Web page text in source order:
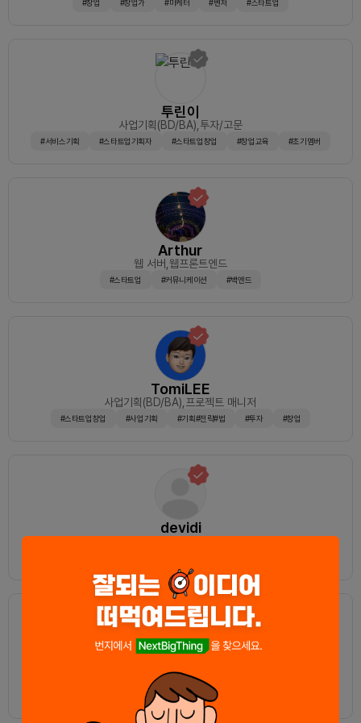
#창업 #창업가 #마케터 #벤처 #스타트업
투린이
사업기획(BD/BA) ,투자/고문
#서비스기획 #스타트업기획자 #스타트업창업 #창업교육 #초기멤버
Arthur
웹 서버 ,웹프론트엔드
#스타트업 #커뮤니케이션 #백엔드
TomiLEE
사업기획(BD/BA) ,프로젝트 매니저
#스타트업창업 #사업기획 #기획#전략#법 #투자 #창업
devidi
프로덕트 매니저/오너,전략/컨설팅
#스타트업 #총무 #기획전략